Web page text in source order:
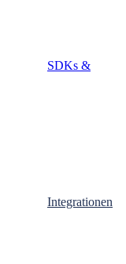
SDKs &
Integrationen